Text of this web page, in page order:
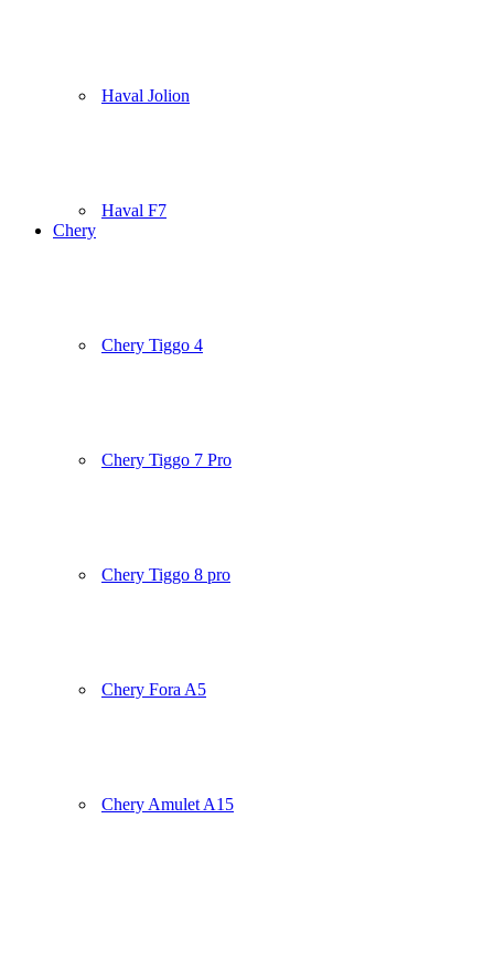
Haval Jolion
Haval F7
Chery
Chery Tiggo 4
Chery Tiggo 7 Pro
Chery Tiggo 8 pro
Chery Fora A5
Chery Amulet A15